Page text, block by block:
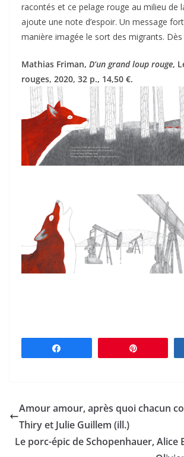
racontés et ce pelage rouge au milieu de
ajoute une note d’espoir. Un message
manière imagée le sort des migrants. Dès
Mathias Friman, D’un grand loup rouge,
rouges, 2020, 32 p., 14,50 €.
Amour amour, après quoi chacun
Thiry et Julie Guillem (ill.)
Le porc-épic de Schopenhauer, Alice